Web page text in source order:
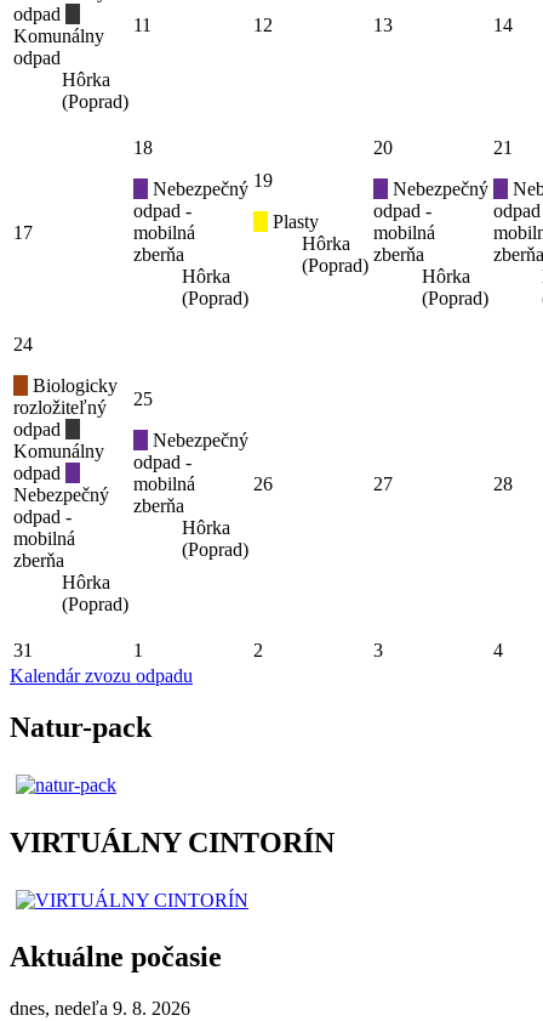
odpad
Komunálny
odpad
Hôrka
(Poprad)
11 12 13 14
17
18
Nebezpečný
odpad -
mobilná
zberňa
Hôrka
(Poprad)
19
Plasty
Hôrka
(Poprad)
20
Nebezpečný
odpad -
mobilná
zberňa
Hôrka
(Poprad)
21
zberňa
24
Biologicky
rozložiteľný
odpad
Komunálny
odpad
Nebezpečný
odpad -
mobilná
zberňa
Hôrka
(Poprad)
25
Nebezpečný
odpad -
mobilná
zberňa
Hôrka
(Poprad)
26 27 28
31 1 2 3
4
Kalendár zvozu odpadu
Natur-pack
VIRTUÁLNY CINTORÍN
Aktuálne počasie
dnes, nedeľa 9. 8. 2026